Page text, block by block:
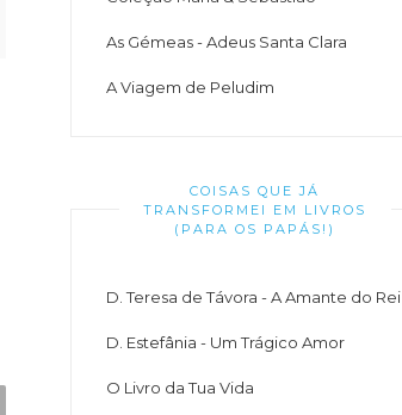
As Gémeas - Adeus Santa Clara
A Viagem de Peludim
COISAS QUE JÁ
TRANSFORMEI EM LIVROS
(PARA OS PAPÁS!)
D. Teresa de Távora - A Amante do Rei
D. Estefânia - Um Trágico Amor
O Livro da Tua Vida